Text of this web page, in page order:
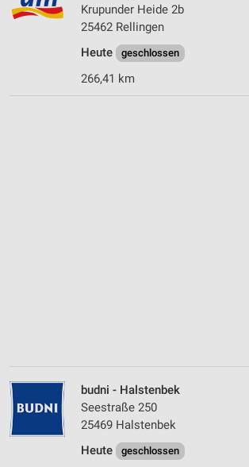
Krupunder Heide 2b
25462 Rellingen
Heute
geschlossen
266,41 km
budni - Halstenbek
Seestraße 250
25469 Halstenbek
Heute
geschlossen